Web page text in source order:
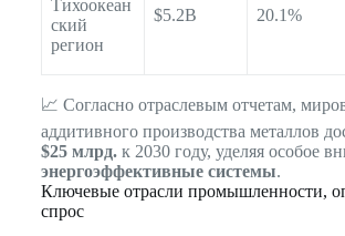
Тихоокеан
ский
регион
$5.2B 20.1%
📈 Согласно отраслевым отчетам,
аддитивного производства металлов
$25 млрд.к 2030 году, уделяя особое
энергоэффективные системы.
Ключевые отрасли промышленности,
спрос